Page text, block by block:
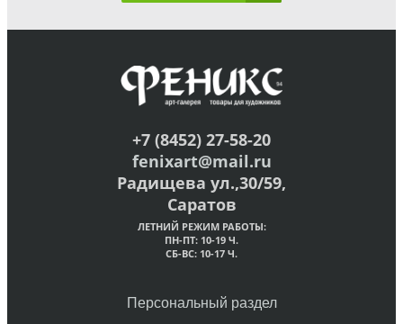
+7 (8452) 27-58-20
fenixart@mail.ru
Радищева ул.,30/59,
Саратов
ЛЕТНИЙ РЕЖИМ РАБОТЫ:
ПН-ПТ: 10-19 Ч.
СБ-ВС: 10-17 Ч.
Персональный раздел